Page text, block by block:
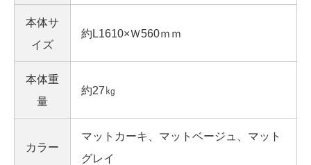
本体サ
イズ
約L1610×Ｗ560ｍｍ
本体重
量
約27㎏
カラー
マットカーキ、マットベージュ、マット
グレイ